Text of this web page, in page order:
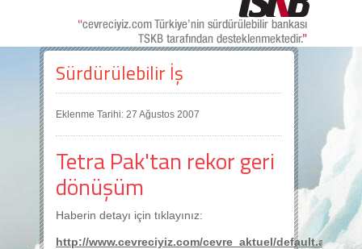
Sürdürülebilir İş
Eklenme Tarihi: 27 Ağustos 2007
Tetra Pak'tan rekor geri
dönüşüm
Haberin detayı için tıklayınız:
http://www.cevreciyiz.com/cevre_aktuel/default.aspx?